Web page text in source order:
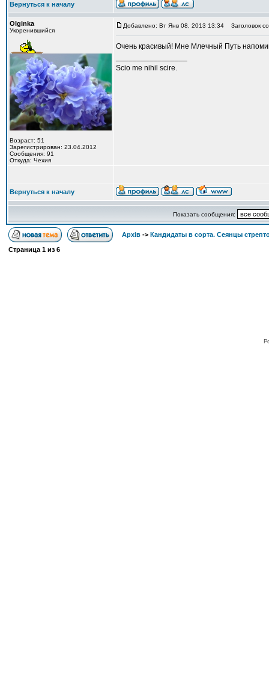
Вернуться к началу
Olginka
Укоренившийся
Возраст: 51
Зарегистрирован: 23.04.2012
Сообщения: 91
Откуда: Чехия
Добавлено: Вт Янв 08, 2013 13:34 Заголовок
Oчень красивый! Mне Млечный Путь
Scio me nihil scire.
Вернуться к началу
Показать сообщения:
Архів -> Кандидаты в сорта. Сеянцы
Страница 1 из 6